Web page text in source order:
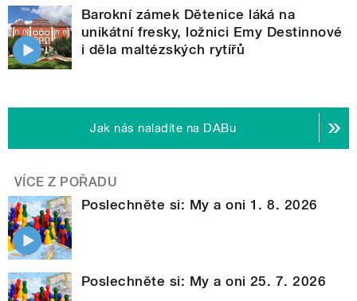
Barokní zámek Dětenice láká na
unikátní fresky, ložnici Emy Destinnové
i děla maltézských rytířů
Jak nás naladíte na DABu
VÍCE Z POŘADU
Poslechněte si: My a oni 1. 8. 2026
Poslechněte si: My a oni 25. 7. 2026